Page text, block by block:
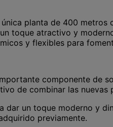
planta de 400
toque atractivo y
y flexibles para
componente de
de combinar las nuevas
un toque moderno y
previamente.